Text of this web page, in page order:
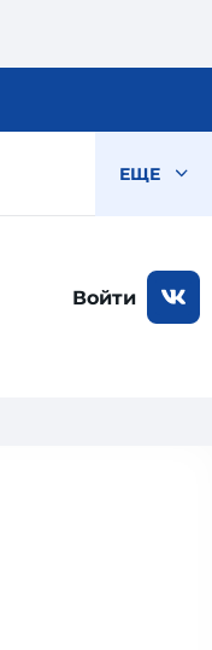
ЕЩЕ
Войти